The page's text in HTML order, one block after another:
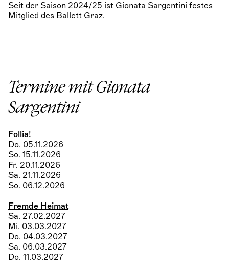
Seit der Saison 2024/25 ist Gionata Sargentini festes
Mitglied des Ballett Graz.
Termine mit Gionata
Sargentini
Follia!
Do. 05.11.2026
So. 15.11.2026
Fr. 20.11.2026
Sa. 21.11.2026
So. 06.12.2026
Fremde Heimat
Sa. 27.02.2027
Mi. 03.03.2027
Do. 04.03.2027
Sa. 06.03.2027
Do. 11.03.2027